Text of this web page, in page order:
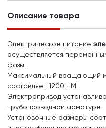
Описание товара
Электрическое питание
осуществляется
фазы.
Максимальный вращающий
составляет 1200 НМ.
Электропривод
трубопроводной арматуре.
Установочные размеры